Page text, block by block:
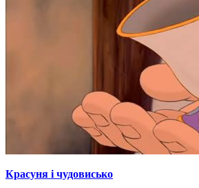
Красуня і чудовисько